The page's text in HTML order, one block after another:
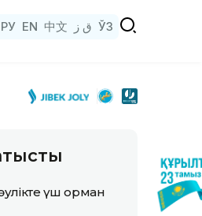
РУ EN 中文 ق ز ЎЗ
үш орман